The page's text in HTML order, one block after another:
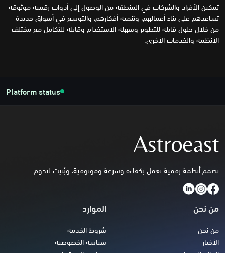
تمكين الأفراد والشركات في المنطقة من الوصول إلى أدوات رقمية موثوقة
تساعدهم على بناء أعمالهم، وتنمية أفكارهم، والتوسع في أسواق جديدة
من خلال حلول قابلة للتطوير وسهلة الاستخدام وقابلة للتكامل مع مختلف
الأنظمة والخدمات الأخرى.
Platform status
نصمم أنظمة رقمية تعمل بكفاءة وسرعة وموثوقية، وبُنيت لتدوم.
من نحن
من نحن
الأخبار
الموارد
شروط الخدمة
سياسة الخصوصية